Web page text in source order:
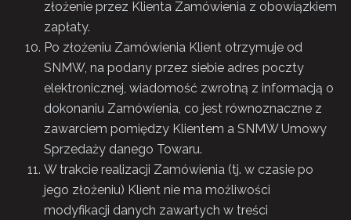
złożenie przez Klienta Zamówienia z obowiązkiem
zapłaty.
Po złożeniu Zamówienia Klient otrzymuje od
SNMW, na podany przez siebie adres poczty
elektronicznej, wiadomość zwrotną z informacją o
dokonaniu Zamówienia, co jest równoznaczne z
zawarciem pomiędzy Klientem a SNMW Umowy
Sprzedaży danego Towaru.
W trakcie realizacji Zamówienia (tj. w czasie po
jego złożeniu) Klient nie ma możliwości
modyfikacji danych zawartych w treści